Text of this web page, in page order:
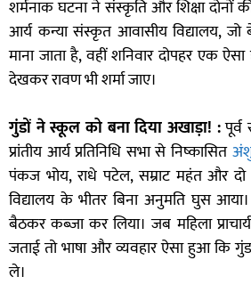
शर्मनाक घटना ने संस्कृति और शिक्षा दोनों
आर्य कन्या संस्कृत आवासीय विद्यालय, जो
माना जाता है, वहीं शनिवार दोपहर एक
देखकर रावण भी शर्मा जाए।
गुंडों ने स्कूल को बना दिया अखाड़ा! :पूर्व
प्रांतीय आर्य प्रतिनिधि सभा से निष्कासित
पंकज भोय, राधे पटेल, सम्राट महंत और दो
विद्यालय के भीतर बिना अनुमति घुस
बैठकर कब्जा कर लिया। जब महिला
जताई तो भाषा और व्यवहार ऐसा हुआ कि
ले।